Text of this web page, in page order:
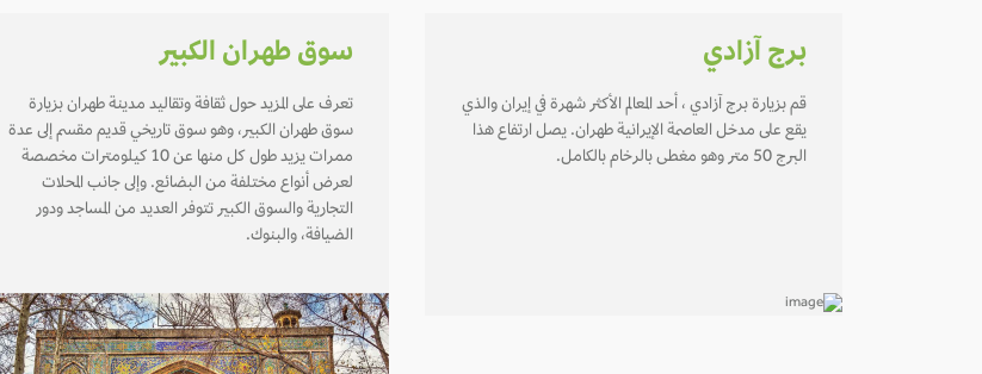
برج آزادي
قم بزيارة برج آزادي ، أحد المعالم الأكثر شهرة في إيران والذي
يقع على مدخل العاصمة الإيرانية طهران. يصل ارتفاع هذا
البرج 50 متر وهو مغطى بالرخام بالكامل.
سوق طهران الكبير
تعرف على المزيد حول ثقافة وتقاليد مدينة طهران بزيارة
سوق طهران الكبير، وهو سوق تاريخي قديم مقسم إلى عدة
ممرات يزيد طول كل منها عن 10 كيلومترات مخصصة
لعرض أنواع مختلفة من البضائع. وإلى جانب المحلات
التجارية والسوق الكبير تتوفر العديد من المساجد ودور
الضيافة، والبنوك.